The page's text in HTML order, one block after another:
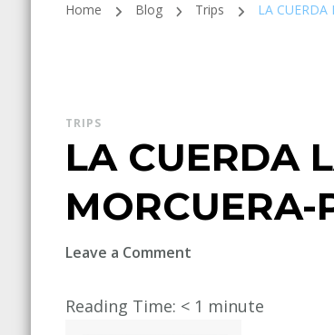
Home Blog Trips LA CUERDA
TRIPS
LA CUERDA
MORCUERA-
Leave a Commenton
CUERDA
Reading Time: < 1 minute